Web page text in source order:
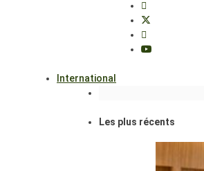
International
Les plus récents